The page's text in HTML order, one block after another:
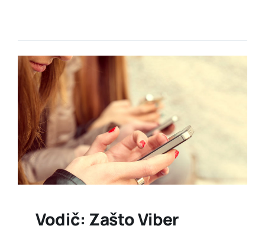
Vodič: Zašto Viber